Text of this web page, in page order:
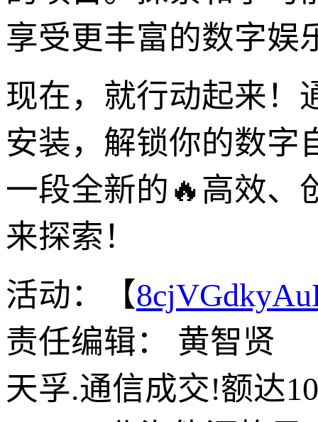
享受更丰富的数字娱
现在，就行动起来！
安装，解锁你的数字
一段全新的🔥高效、
来探索！
活动：【
责任编辑： 黄智贤
天孚.通信成交!额达